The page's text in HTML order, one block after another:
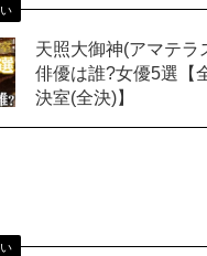
天照大御神(アマテラ
俳優は誰?女優5選【
決室(全決)】